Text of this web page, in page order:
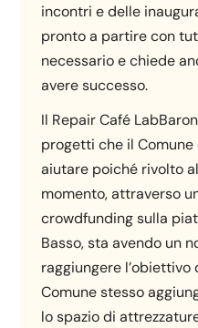
incontri e delle
pronto a partire con
necessario e chiede
avere successo.
Il Repair Café
progetti che il Comune
aiutare poiché rivolto
momento, attraverso
crowdfunding sulla
Basso, sta avendo un
raggiungere
Comune stesso
lo spazio di